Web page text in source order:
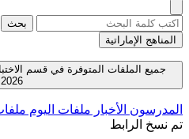
بحث
المناهج الإماراتية
2026
المدرسون الأخبار ملفات اليوم
تم نسخ الرابط